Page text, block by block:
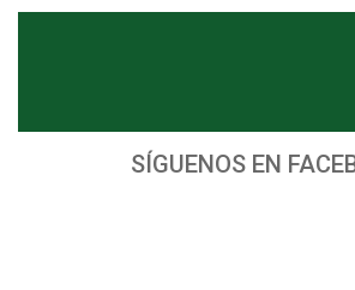
SÍGUENOS EN